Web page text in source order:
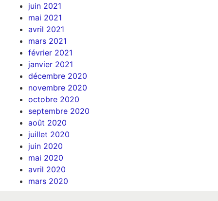
juin 2021
mai 2021
avril 2021
mars 2021
février 2021
janvier 2021
décembre 2020
novembre 2020
octobre 2020
septembre 2020
août 2020
juillet 2020
juin 2020
mai 2020
avril 2020
mars 2020